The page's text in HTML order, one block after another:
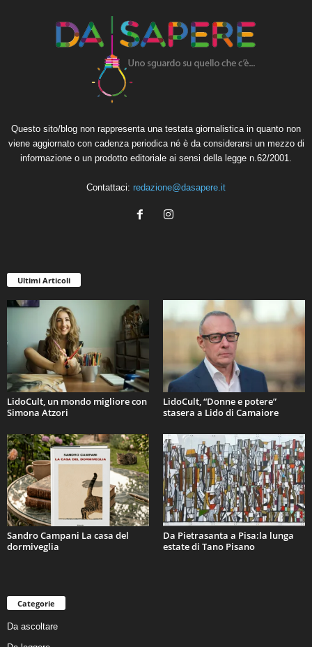
Questo sito/blog non rappresenta una testata giornalistica in quanto non
viene aggiornato con cadenza periodica né è da considerarsi un mezzo di
informazione o un prodotto editoriale ai sensi della legge n.62/2001.
Contattaci: redazione@dasapere.it
Ultimi Articoli
LidoCult, un mondo migliore con
Simona Atzori
LidoCult, “Donne e potere”
stasera a Lido di Camaiore
Sandro Campani La casa del
dormiveglia
Da Pietrasanta a Pisa:la lunga
estate di Tano Pisano
Categorie
Da ascoltare